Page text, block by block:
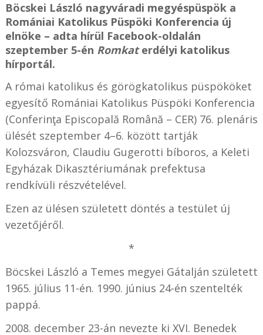
Böcskei László nagyváradi megyéspüspök a
Romániai Katolikus Püspöki Konferencia új
elnöke – adta hírül Facebook-oldalán
szeptember 5-én Romkaterdélyi katolikus
hírportál.
A római katolikus és görögkatolikus püspököket
egyesítő Romániai Katolikus Püspöki Konferencia
(Conferinţa Episcopală Română – CER) 76. plenáris
ülését szeptember 4–6. között tartják
Kolozsváron, Claudiu Gugerotti bíboros, a Keleti
Egyházak Dikasztériumának prefektusa
rendkívüli részvételével.
Ezen az ülésen született döntés a testület új
vezetőjéről.
*
Böcskei László a Temes megyei Gátalján született
1965. július 11-én. 1990. június 24-én szentelték
pappá.
2008. december 23-án nevezte ki XVI. Benedek